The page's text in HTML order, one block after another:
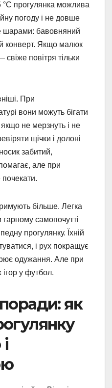
°C прогулянка можлива
погоду і не довше
шарами: бавовняний
конверт. Якщо малюк
свіже повітря тільки
При
вони можуть бігати
не мерзнуть і не
щічки і долоні
забитий,
але при
більше. Легка
самопочутті
прогулянку. Їхній
і рух покращує
одужання. Але при
у футбол.
як